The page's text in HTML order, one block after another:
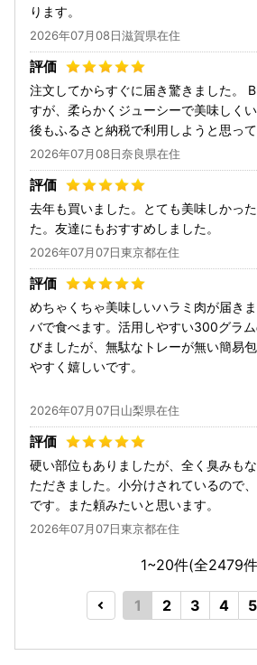
ります。
2026年07月08日滋賀県在住
注文してからすぐに届き驚きました。
すが、柔らかくジューシーで美味しく
後もふるさと納税で利用しようと思って
2026年07月08日奈良県在住
去年も買いました。とても美味しかっ
た。友達にもおすすめしました。
2026年07月07日東京都在住
めちゃくちゃ美味しいハラミ肉が届き
バで食べます。活用しやすい300グラ
びましたが、無駄なトレーが無い簡易
やすく嬉しいです。
2026年07月07日山梨県在住
硬い部位もありましたが、全く臭みも
ただきました。小分けされているので
です。また頼みたいと思います。
2026年07月07日東京都在住
1~20件(全2479
1 2 3 4 5